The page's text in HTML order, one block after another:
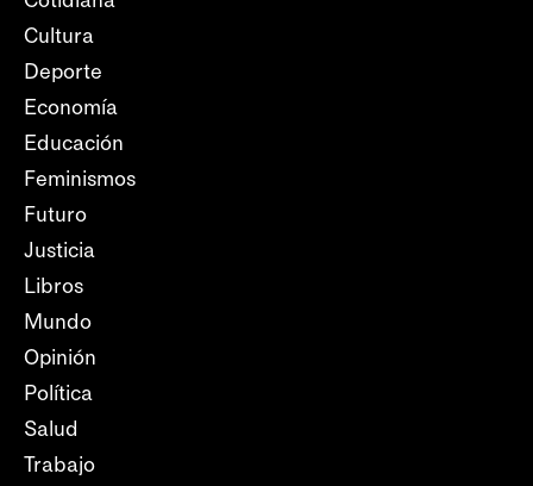
Cultura
Deporte
Economía
Educación
Feminismos
Futuro
Justicia
Libros
Mundo
Opinión
Política
Salud
Trabajo